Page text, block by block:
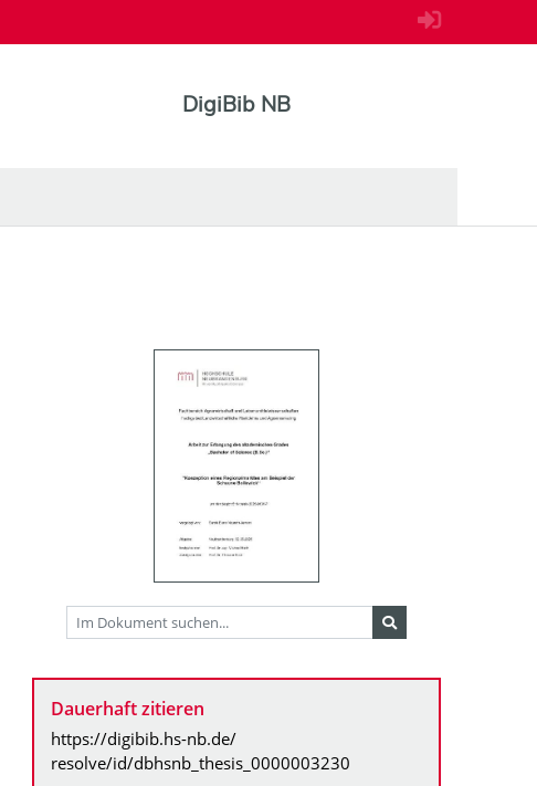
DigiBib NB
Dauerhaft zitieren
https://digibib.hs-nb.de/
resolve/id/dbhsnb_thesis_0000003230